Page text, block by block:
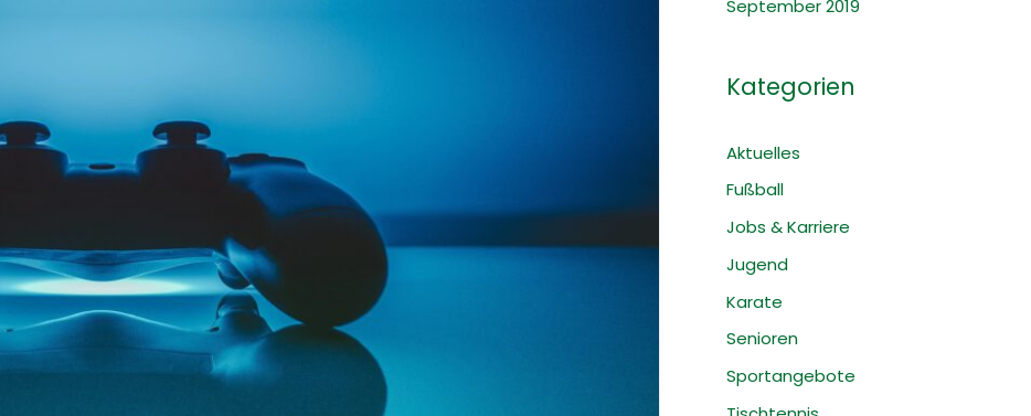
September 2019
Kategorien
Aktuelles
Fußball
Jobs & Karriere
Jugend
Karate
Senioren
Sportangebote